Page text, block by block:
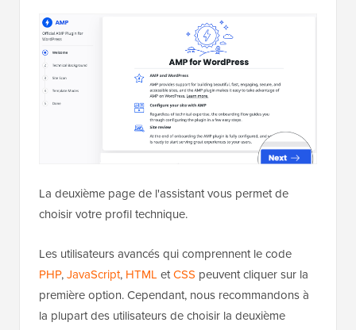
La deuxième page de l'assistant vous permet de
choisir votre profil technique.
Les utilisateurs avancés qui comprennent le code
PHP,JavaScript, HTML etCSS peuvent cliquer sur la
première option. Cependant, nous recommandons à
la plupart des utilisateurs de choisir la deuxième